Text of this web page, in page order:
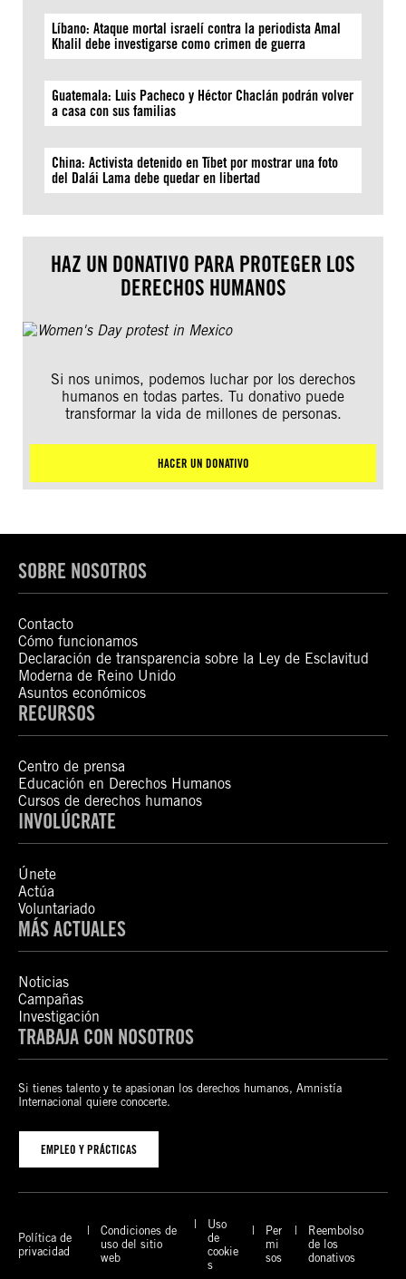
Líbano: Ataque mortal israelí contra la periodista Amal
Khalil debe investigarse como crimen de guerra
Guatemala: Luis Pacheco y Héctor Chaclán podrán volver
a casa con sus familias
China: Activista detenido en Tíbet por mostrar una foto
del Dalái Lama debe quedar en libertad
HAZ UN DONATIVO PARA PROTEGER LOS
DERECHOS HUMANOS
Si nos unimos, podemos luchar por los derechos
humanos en todas partes. Tu donativo puede
transformar la vida de millones de personas.
HACER UN DONATIVO
SOBRE NOSOTROS
Contacto
Cómo funcionamos
Declaración de transparencia sobre la Ley de Esclavitud
Moderna de Reino Unido
Asuntos económicos
RECURSOS
Centro de prensa
Educación en Derechos Humanos
Cursos de derechos humanos
INVOLÚCRATE
Únete
Actúa
Voluntariado
MÁS ACTUALES
Noticias
Campañas
Investigación
TRABAJA CON NOSOTROS
Si tienes talento y te apasionan los derechos humanos, Amnistía
Internacional quiere conocerte.
EMPLEO Y PRÁCTICAS
Política de
privacidad
Condiciones de
uso del sitio
web
Uso
de
cookie
s
Per
mi
sos
Reembolso
de los
donativos